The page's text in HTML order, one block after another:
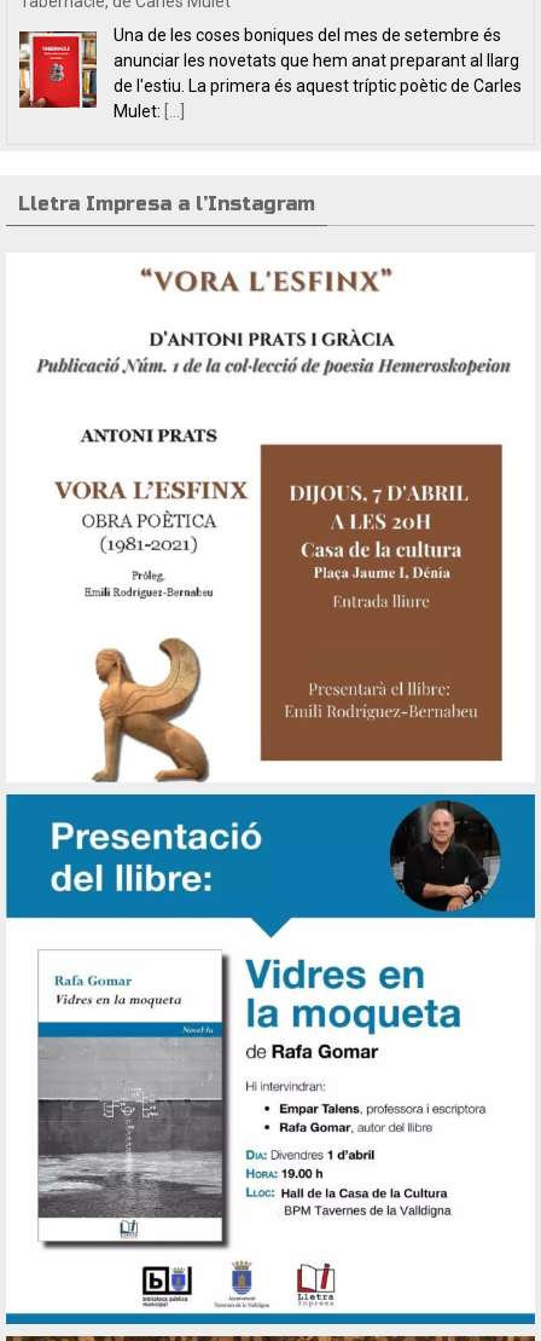
L’editorial Lletra Impresa Edicions acaba de publicar
dos títols de poesia que aposten, clarament i sense
fissures, per autores feministes. D’una banda, han
tret a la llum editorial el poemari
Lletra Impresa a l’Instagram